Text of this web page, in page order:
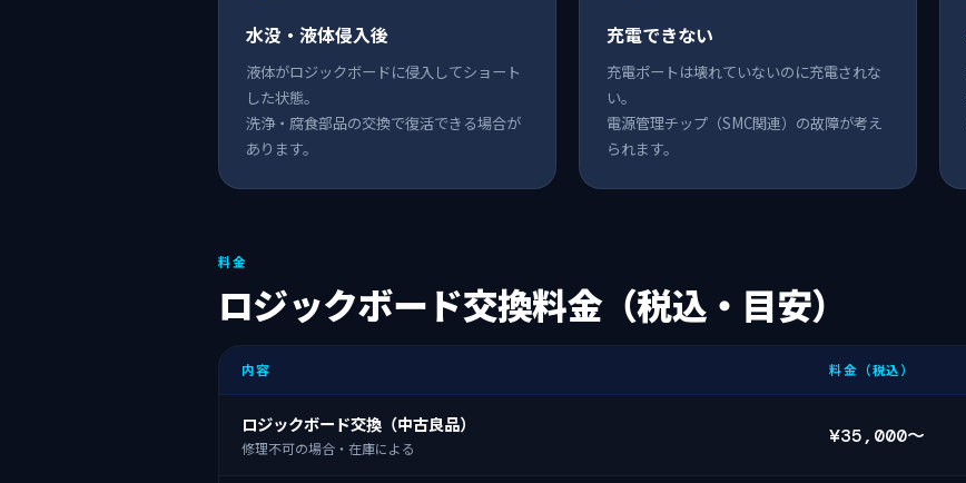
水没・液体侵入後
液体がロジックボードに侵入してショート
した状態。
洗浄・腐食部品の交換で復活できる場合が
あります。
充電できない
充電ポートは壊れていないのに充電されな
い。
電源管理チップ（SMC関連）の故障が考え
られます。
料金
ロジックボード交換料金（税込・目安）
内容 料金（税込）
ロジックボード交換（中古良品）
修理不可の場合・在庫による
¥35,000〜